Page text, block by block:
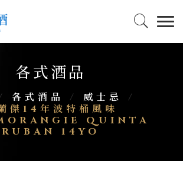
各式酒品
各式酒品 / 威士忌
/
傑14年波特桶風味
QUINTA
RUBAN 14YO